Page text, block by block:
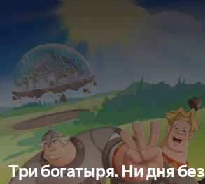
Три богатыря. Ни дня без